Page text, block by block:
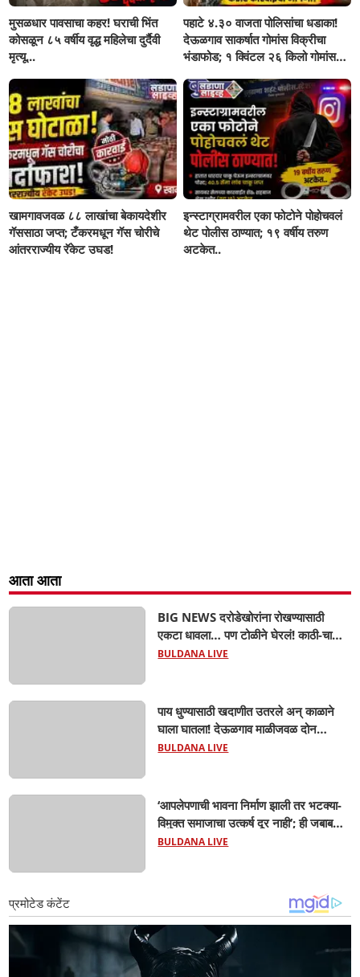
मुसळधार पावसाचा कहर! घराची भिंत
कोसळून ८५ वर्षीय वृद्ध महिलेचा दुर्दैवी
मृत्यू...
पहाटे ४.३० वाजता पोलिसांचा धडाका!
देऊळगाव साकर्षात गोमांस विक्रीचा
भंडाफोड; १ क्विंटल २६ किलो गोमांस
खामगावजवळ ८८ लाखांचा बेकायदेशीर
गॅससाठा जप्त; टँकरमधून गॅस चोरीचे
आंतरराज्यीय रॅकेट उघड!
इन्स्टाग्रामवरील एका फोटोने पोहोचवलं
थेट पोलीस ठाण्यात; १९ वर्षीय तरुण
अटकेत..
आता आता
BIG NEWS दरोडेखोरांना रोखण्यासाठी
एकटा धावला… पण टोळीने घेरलं! काठी-चाकूचे
सपासप वार; ५२ वर्षीय शेतकऱ्याचा दुर्दैवी अंत!
BULDANA LIVE
पाय धुण्यासाठी खदाणीत उतरले अन् काळाने
घाला घातला! देऊळगाव माळीजवळ दोन
चिमुकल्यांचा बुडून दुर्दैवी मृत्यू; कोराडी प्रकल्प
BULDANA LIVE
‘आपलेपणाची भावना निर्माण झाली तर भटक्या-
विमुक्त समाजाचा उत्कर्ष दूर नाही’; ही जबाबदारी
केवळ सरकारची नाही,आपल्या सर्वांची !
BULDANA LIVE